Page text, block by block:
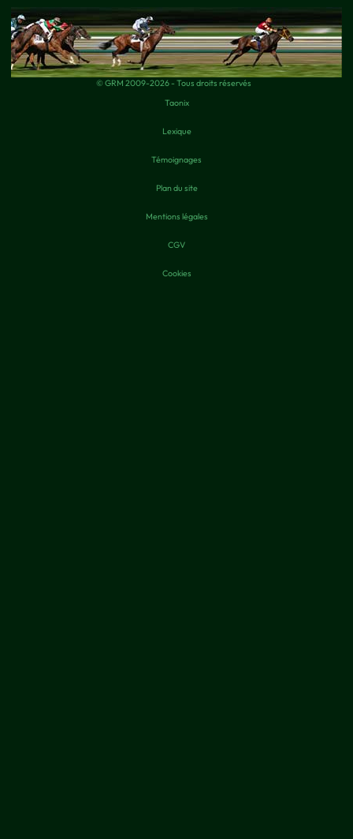
© GRM 2009-2026 - Tous droits réservés
Taonix
Lexique
Témoignages
Plan du site
Mentions légales
CGV
Cookies